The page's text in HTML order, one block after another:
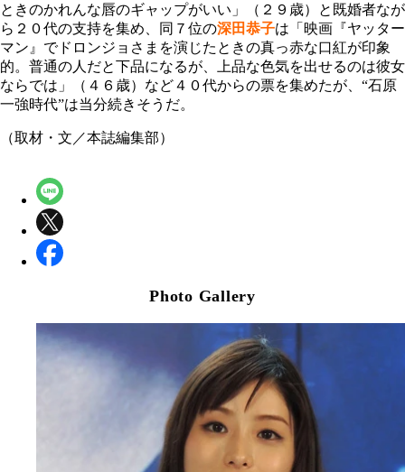
ときのかれんな唇のギャップがいい」（２９歳）と既婚者なが
ら２０代の支持を集め、同７位の深田恭子は「映画『ヤッター
マン』でドロンジョさまを演じたときの真っ赤な口紅が印象
的。普通の人だと下品になるが、上品な色気を出せるのは彼女
ならでは」（４６歳）など４０代からの票を集めたが、“石原
一強時代”は当分続きそうだ。
（取材・文／本誌編集部）
Photo Gallery